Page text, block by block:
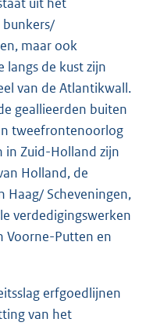
bunkers/
maar ook
langs de kust zijn
van de Atlantikwall.
geallieerden buiten
tweefrontenoorlog
Zuid-Holland zijn
Holland, de
Haag/ Scheveningen,
verdedigingswerken
Voorne-Putten en
erfgoedlijnen
van het